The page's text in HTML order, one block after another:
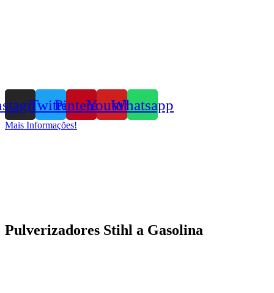
TwitterPinterestYoutubeWhatsapp
Mais Informações!
Pulverizadores Stihl a Gasolina